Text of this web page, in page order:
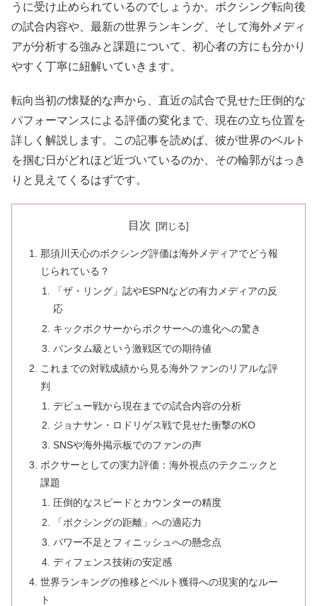
うに受け止められているのでしょうか。ボクシング転向後
の試合内容や、最新の世界ランキング、そして海外メディ
アが分析する強みと課題について、初心者の方にも分かり
やすく丁寧に紐解いていきます。
転向当初の懐疑的な声から、直近の試合で見せた圧倒的な
パフォーマンスによる評価の変化まで、現在の立ち位置を
詳しく解説します。この記事を読めば、彼が世界のベルト
を掴む日がどれほど近づいているのか、その輪郭がはっき
りと見えてくるはずです。
目次
那須川天心のボクシング評価は海外メディアでどう報
じられている？
「ザ・リング」誌やESPNなどの有力メディアの反
応
キックボクサーからボクサーへの進化への驚き
バンタム級という激戦区での期待値
これまでの対戦成績から見る海外ファンのリアルな評
判
デビュー戦から現在までの試合内容の分析
ジョナサン・ロドリゲス戦で見せた衝撃のKO
SNSや海外掲示板でのファンの声
ボクサーとしての実力評価：海外視点のテクニックと
課題
圧倒的なスピードとカウンターの精度
「ボクシングの距離」への適応力
パワー不足とフィニッシュへの懸念点
ディフェンス技術の安定感
世界ランキングの推移とベルト獲得への現実的なルー
ト